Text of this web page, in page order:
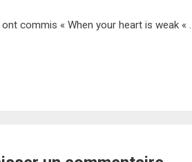
commis « When your heart is weak « ….